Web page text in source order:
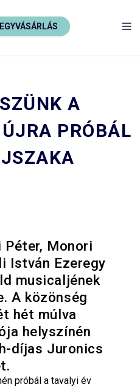
A
PRÓBÁL
Monori
István Ezeregy
musicaljének
A közönség
hét múlva
helyszínén
díjas Juronics
próbál a tavalyi év